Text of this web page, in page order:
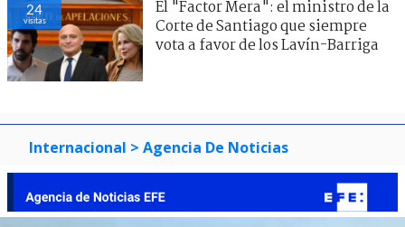
24
visitas
El "Factor Mera": el ministro de la
Corte de Santiago que siempre
vota a favor de los Lavín-Barriga
Internacional > Agencia De Noticias